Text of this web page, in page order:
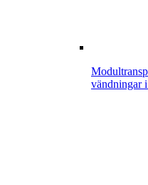
vändningar i